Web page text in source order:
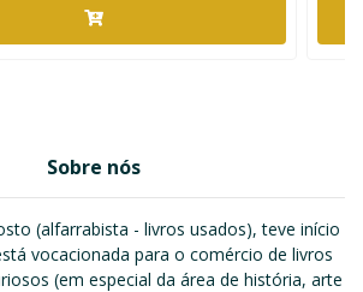
Sobre nós
(alfarrabista - livros usados), teve início
vocacionada para o comércio de livros
(em especial da área de história, arte